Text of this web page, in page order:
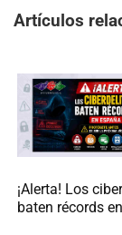
Artículos
¡Alerta! Los
baten récords